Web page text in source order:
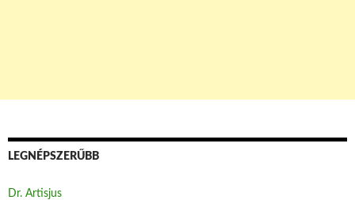
LEGNÉPSZERŰBB
Dr. Artisjus